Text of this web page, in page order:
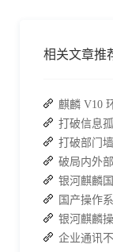
相关文章推
打破部门